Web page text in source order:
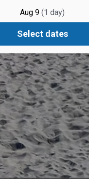
Aug 9 (1 day)
Select dates